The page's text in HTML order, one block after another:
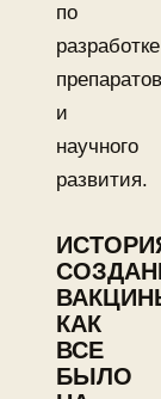
по
разработке
препаратов
и
научного
развития.
КАК
ВСЕ
БЫЛО